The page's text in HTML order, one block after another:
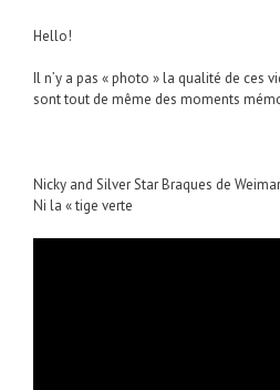
Hello!
Il n’y a pas « photo » la qualité de ces
sont tout de même des moments
Nicky and Silver Star Braques de
Ni la « tige verte